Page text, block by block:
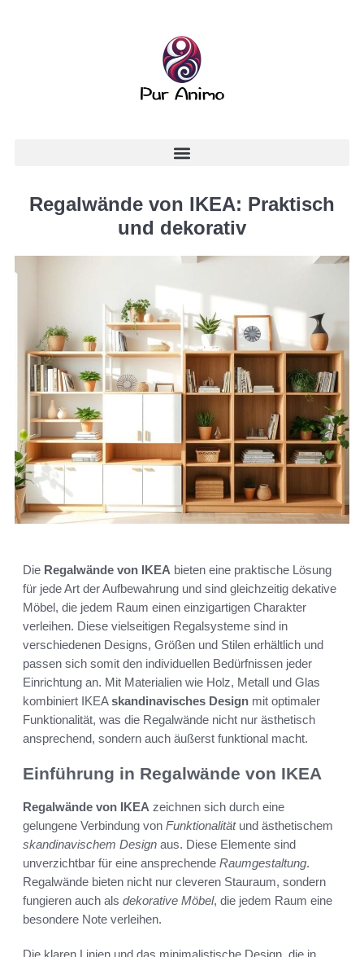
Regalwände von IKEA: Praktisch
und dekorativ
Die Regalwände von IKEA bieten eine praktische Lösung
für jede Art der Aufbewahrung und sind gleichzeitig dekative
Möbel, die jedem Raum einen einzigartigen Charakter
verleihen. Diese vielseitigen Regalsysteme sind in
verschiedenen Designs, Größen und Stilen erhältlich und
passen sich somit den individuellen Bedürfnissen jeder
Einrichtung an. Mit Materialien wie Holz, Metall und Glas
kombiniert IKEAskandinavisches Design mit optimaler
Funktionalität, was die Regalwände nicht nur ästhetisch
ansprechend, sondern auch äußerst funktional macht.
Einführung in Regalwände von IKEA
Regalwände von IKEA zeichnen sich durch eine
gelungene Verbindung von Funktionalitätund ästhetischem
skandinavischem Design aus. Diese Elemente sind
unverzichtbar für eine ansprechende Raumgestaltung.
Regalwände bieten nicht nur cleveren Stauraum, sondern
fungieren auch als dekorative Möbel, die jedem Raum eine
besondere Note verleihen.
Die klaren Linien und das minimalistische Design, die in